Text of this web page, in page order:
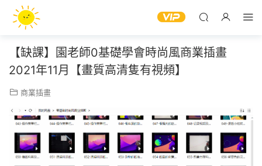
【缺課】園老師0基礎學會時尚風商業插畫
2021年11月【畫質高清隻有視頻】
商業插畫